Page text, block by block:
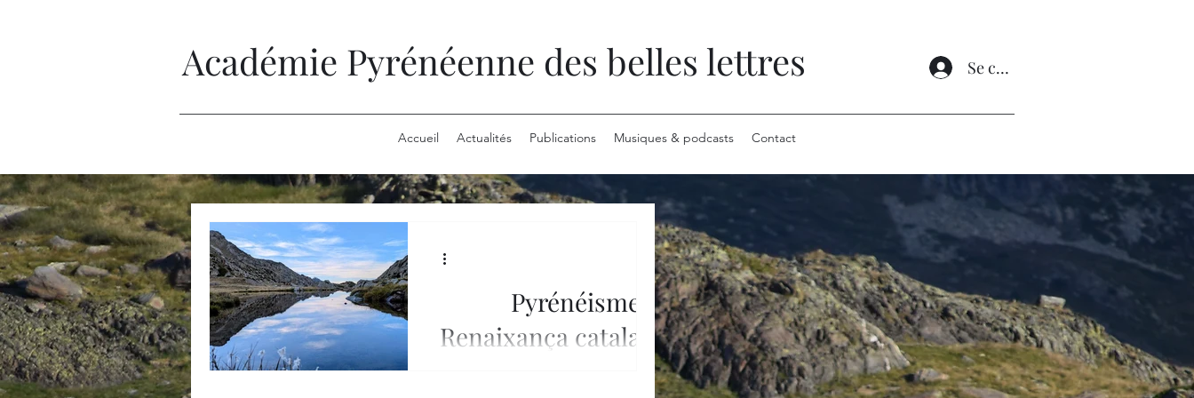
Académie Pyrénéenne des belles lettres Se connecter
Accueil Actualités Publications Musiques & podcasts Contact
Pyrénéisme et
Renaixança catalane
Quel pont peut-on bâtir entre une